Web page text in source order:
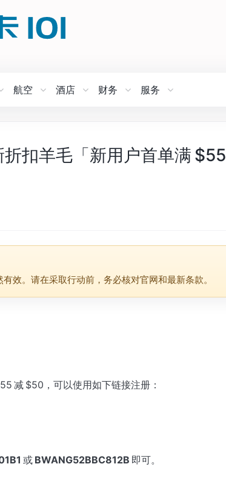
航空 酒店 财务 服务
扣羊毛「新用户首单满 $55
效。请在采取行动前，务必核对官网和最新条款。
减 $50，可以使用如下链接注册：
或 BWANG52BBC812B 即可。